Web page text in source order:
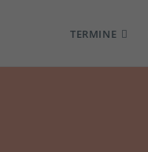
TERMINE